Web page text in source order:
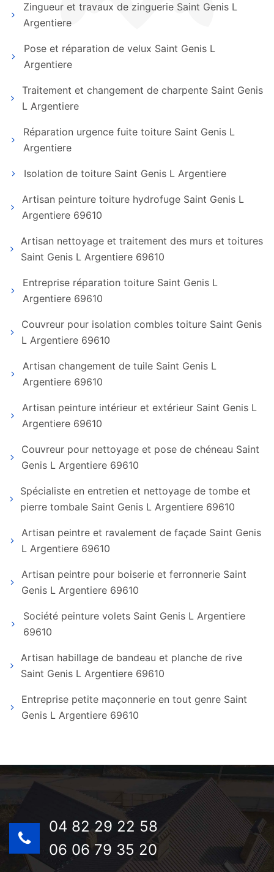
Zingueur et travaux de zinguerie Saint Genis L
Argentiere
Pose et réparation de velux Saint Genis L
Argentiere
Traitement et changement de charpente Saint Genis
L Argentiere
Réparation urgence fuite toiture Saint Genis L
Argentiere
Isolation de toiture Saint Genis L Argentiere
Artisan peinture toiture hydrofuge Saint Genis L
Argentiere 69610
Artisan nettoyage et traitement des murs et toitures
Saint Genis L Argentiere 69610
Entreprise réparation toiture Saint Genis L
Argentiere 69610
Couvreur pour isolation combles toiture Saint Genis
L Argentiere 69610
Artisan changement de tuile Saint Genis L
Argentiere 69610
Artisan peinture intérieur et extérieur Saint Genis L
Argentiere 69610
Couvreur pour nettoyage et pose de chéneau Saint
Genis L Argentiere 69610
Spécialiste en entretien et nettoyage de tombe et
pierre tombale Saint Genis L Argentiere 69610
Artisan peintre et ravalement de façade Saint Genis
L Argentiere 69610
Artisan peintre pour boiserie et ferronnerie Saint
Genis L Argentiere 69610
Société peinture volets Saint Genis L Argentiere
69610
Artisan habillage de bandeau et planche de rive
Saint Genis L Argentiere 69610
Entreprise petite maçonnerie en tout genre Saint
Genis L Argentiere 69610
04 82 29 22 58
06 06 79 35 20